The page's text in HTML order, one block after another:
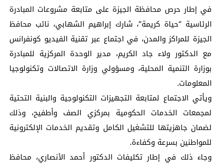
في إطار حرص محافظة الجيزة على متابعة مشروعات المبادرة
الرئاسية “حياة كريمة”، شارك إبراهيم الشهابي، نائب محافظ
الجيزة للمراكز والمدن، في اجتماع عبر تقنية الفيديو كونفرانس
مع الدكتور ولاء جاد الكريم، مدير الوحدة المركزية للمبادرة
بوزارة التنمية المحلية، ومسؤولي وزارة الاتصالات وتكنولوجيا
المعلومات.
ويأتي الاجتماع لمتابعة التجهيزات التكنولوجية والبنية التحتية
لمجمعات الخدمات الحكومية بمركزي الصف وأطفيح، وذلك
لضمان جاهزيتها للتشغيل الكامل وتقديم الخدمات الإلكترونية
للمواطنين بسرعة وكفاءة.
وجاء ذلك في إطار تكليفات الدكتور أحمد الأنصاري، محافظ